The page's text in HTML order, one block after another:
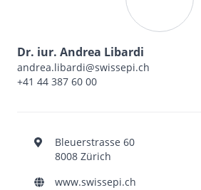
Dr. iur. Andrea Libardi
andrea.libardi@swissepi.ch
+41 44 387 60 00
Bleuerstrasse 60
8008 Zürich
www.swissepi.ch